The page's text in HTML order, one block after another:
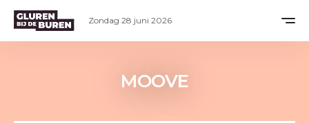
MOOVE
Zondag 28 juni 2026